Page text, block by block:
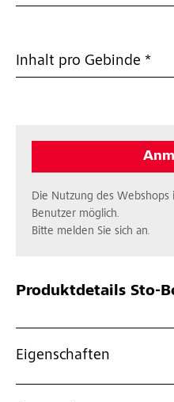
Inhalt pro Gebinde *
Die Nutzung des
Benutzer möglich.
Bitte melden Sie sich an.
Produktdetails Sto-
Eigenschaften